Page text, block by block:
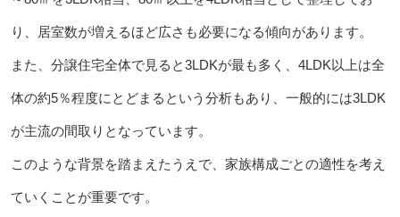
り、居室数が増えるほど広さも必要になる傾向があります。
また、分譲住宅全体で見ると3LDKが最も多く、4LDK以上は全
体の約5％程度にとどまるという分析もあり、一般的には3LDK
が主流の間取りとなっています。
このような背景を踏まえたうえで、家族構成ごとの適性を考え
ていくことが重要です。